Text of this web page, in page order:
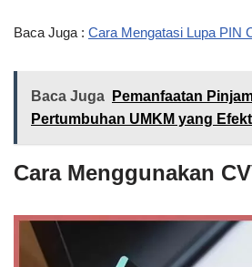
Baca Juga : Cara Mengatasi Lupa PIN
Baca Juga
Pemanfaatan
Pertumbuhan UMKM yang
Cara Menggunakan